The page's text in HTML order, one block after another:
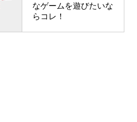
なゲームを遊びたいな
らコレ！